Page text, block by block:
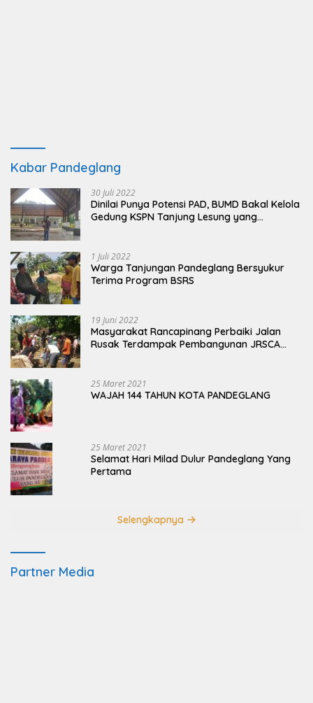
Kabar Pandeglang
30 Juli 2022
Dinilai Punya Potensi PAD, BUMD Bakal Kelola
Gedung KSPN Tanjung Lesung yang
1 Juli 2022
Warga Tanjungan Pandeglang Bersyukur
Terima Program BSRS
19 Juni 2022
Masyarakat Rancapinang Perbaiki Jalan
Rusak Terdampak Pembangunan JRSCA
25 Maret 2021
WAJAH 144 TAHUN KOTA PANDEGLANG
25 Maret 2021
Selamat Hari Milad Dulur Pandeglang Yang
Pertama
Selengkapnya
Partner Media